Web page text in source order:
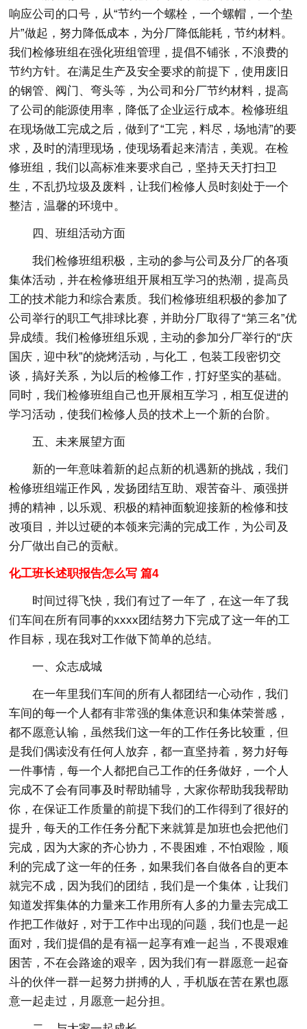
响应公司的口号，从“节约一个螺栓，一个螺帽，一个垫
片”做起，努力降低成本，为分厂降低能耗，节约材料。
我们检修班组在强化班组管理，提倡不铺张，不浪费的
节约方针。在满足生产及安全要求的前提下，使用废旧
的钢管、阀门、弯头等，为公司和分厂节约材料，提高
了公司的能源使用率，降低了企业运行成本。检修班组
在现场做工完成之后，做到了“工完，料尽，场地清”的要
求，及时的清理现场，使现场看起来清洁，美观。在检
修班组，我们以高标准来要求自己，坚持天天打扫卫
生，不乱扔垃圾及废料，让我们检修人员时刻处于一个
整洁，温馨的环境中。
四、班组活动方面
我们检修班组积极，主动的参与公司及分厂的各项
集体活动，并在检修班组开展相互学习的热潮，提高员
工的技术能力和综合素质。我们检修班组积极的参加了
公司举行的职工气排球比赛，并助分厂取得了“第三名”优
异成绩。我们检修班组乐观，主动的参加分厂举行的“庆
国庆，迎中秋”的烧烤活动，与化工，包装工段密切交
谈，搞好关系，为以后的检修工作，打好坚实的基础。
同时，我们检修班组自己也开展相互学习，相互促进的
学习活动，使我们检修人员的技术上一个新的台阶。
五、未来展望方面
新的一年意味着新的起点新的机遇新的挑战，我们
检修班组端正作风，发扬团结互助、艰苦奋斗、顽强拼
搏的精神，以乐观、积极的精神面貌迎接新的检修和技
改项目，并以过硬的本领来完满的完成工作，为公司及
分厂做出自己的贡献。
化工班长述职报告怎么写 篇4
时间过得飞快，我们有过了一年了，在这一年了我
们车间在所有同事的xxxx团结努力下完成了这一年的工
作目标，现在我对工作做下简单的总结。
一、众志成城
在一年里我们车间的所有人都团结一心动作，我们
车间的每一个人都有非常强的集体意识和集体荣誉感，
都不愿意认输，虽然我们这一年的工作任务比较重，但
是我们偶读没有任何人放弃，都一直坚持着，努力好每
一件事情，每一个人都把自己工作的任务做好，一个人
完成不了会有同事及时帮助辅导，大家你帮助我我帮助
你，在保证工作质量的前提下我们的工作得到了很好的
提升，每天的工作任务分配下来就算是加班也会把他们
完成，因为大家的齐心协力，不畏困难，不怕艰险，顺
利的完成了这一年的任务，如果我们各自做各自的更本
就完不成，因为我们的团结，我们是一个集体，让我们
知道发挥集体的力量来工作用所有人多的力量去完成工
作把工作做好，对于工作中出现的问题，我们也是一起
面对，我们提倡的是有福一起享有难一起当，不畏艰难
困苦，不在会路途的艰辛，因为我们有一群愿意一起奋
斗的伙伴一群一起努力拼搏的人，手机版在苦在累也愿
意一起走过，月愿意一起分担。